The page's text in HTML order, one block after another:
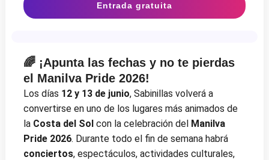
Entrada gratuita
🌈 ¡Apunta las fechas y no te pierdas
el Manilva Pride 2026!
Los días 12 y 13 de junio, Sabinillas volverá a
convertirse en uno de los lugares más animados de
la Costa del Sol con la celebración del Manilva
Pride 2026. Durante todo el fin de semana habrá
conciertos, espectáculos, actividades culturales,